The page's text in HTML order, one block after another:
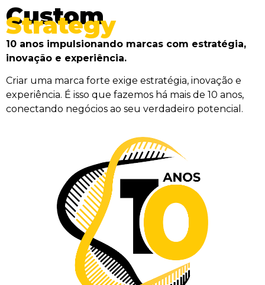
Custom
Strategy
10 anos impulsionando marcas com estratégia,
inovação e experiência.
Criar uma marca forte exige estratégia, inovação e
experiência. É isso que fazemos há mais de 10 anos,
conectando negócios ao seu verdadeiro potencial.